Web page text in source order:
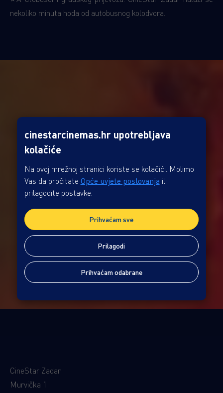
nekoliko minuta hoda od autobusnog kolodvora.
RADNO VRIJEME I KONTAKT
CineStar Zadar
Murvička 1
cinestarcinemas.hr upotrebljava
kolačiće
Na ovoj mrežnoj stranici koriste se kolačići. Molimo
Vas da pročitate Opće uvjete poslovanja ili
prilagodite postavke.
Prihvaćam odabrane
Prilagodi
Prihvaćam sve